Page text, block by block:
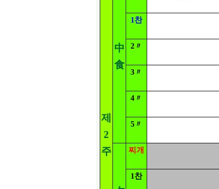
제
2
주
中
食
1찬
2〃
3〃
4〃
5〃
찌개
1찬